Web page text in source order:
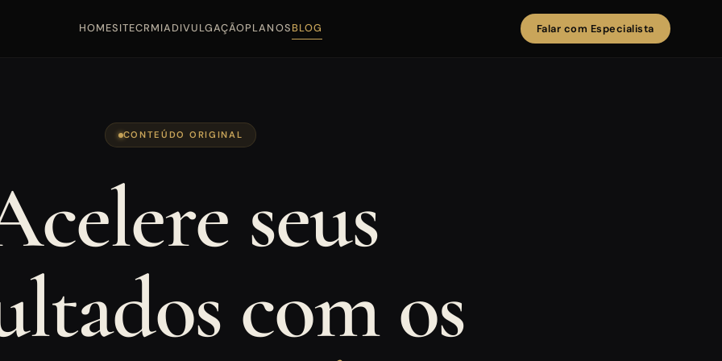
HOMESITECRMIADIVULGAÇÃOPLANOSBLOG Falar com Especialista
CONTEÚDO ORIGINAL
seus
com os